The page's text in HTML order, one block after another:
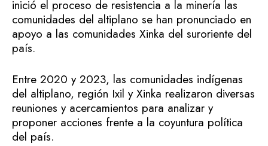
inició el proceso de resistencia a la minería las
comunidades del altiplano se han pronunciado en
apoyo a las comunidades Xinka del suroriente del
país.
Entre 2020 y 2023, las comunidades indígenas
del altiplano, región Ixil y Xinka realizaron diversas
reuniones y acercamientos para analizar y
proponer acciones frente a la coyuntura política
del país.